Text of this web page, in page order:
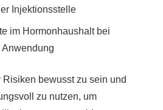
Injektionsstelle
im Hormonhaushalt bei
bewusst zu sein und
zu nutzen, um